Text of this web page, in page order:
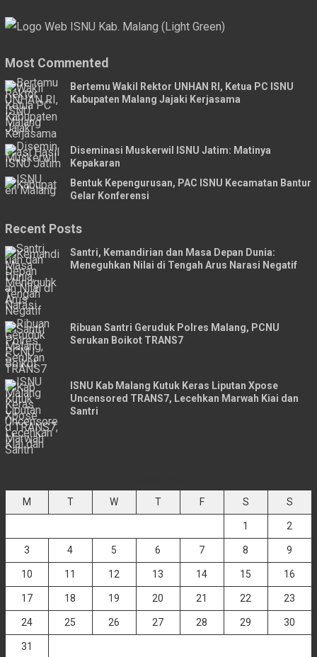
Most Commented
Bertemu Wakil Rektor UNHAN RI, Ketua PC ISNU
Kabupaten Malang Jajaki Kerjasama
Diseminasi Muskerwil ISNU Jatim: Matinya
Kepakaran
Bentuk Kepengurusan, PAC ISNU Kecamatan Bantur
Gelar Konferensi
Recent Posts
Santri, Kemandirian dan Masa Depan Dunia:
Meneguhkan Nilai di Tengah Arus Narasi Negatif
Ribuan Santri Geruduk Polres Malang, PCNU
Serukan Boikot TRANS7
ISNU Kab Malang Kutuk Keras Liputan Xpose
Uncensored TRANS7, Lecehkan Marwah Kiai dan
Santri
M
T W T F S S
1 2
3 4 5 6 7 8 9
10 11 12 13 14 15 16
17 18 19 20 21 22 23
24 25 26 27 28 29 30
31